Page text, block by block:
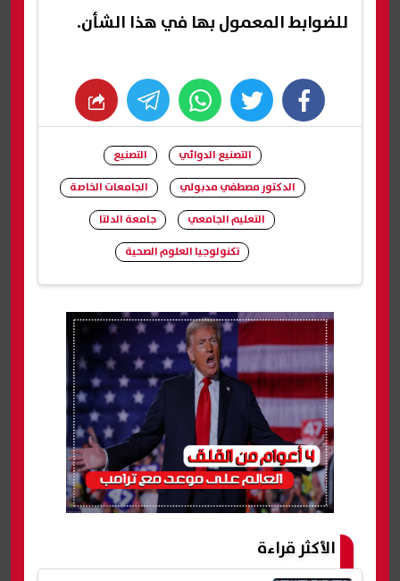
للضوابط المعمول بها في هذا الشأن.
facebook
twitter
whats
التصنيع الدوائي
التصنيع
الدكتور مصطفي مدبولي
الجامعات الخاصة
التعليم الجامعي
جامعة الدلتا
تكنولوجيا العلوم الصحية
الأكثر قراءة